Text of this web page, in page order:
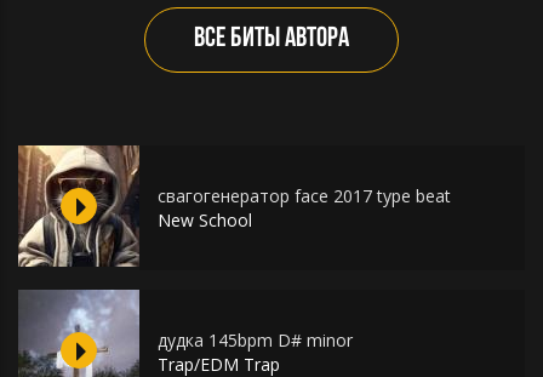
ВСЕ БИТЫ АВТОРА
свагогенератор face 2017 type beat
New School
дудка 145bpm D# minor
Trap/EDM Trap